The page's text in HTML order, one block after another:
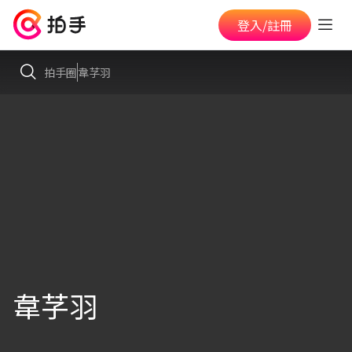
登入/註冊
拍手圈韋芓羽
韋芓羽